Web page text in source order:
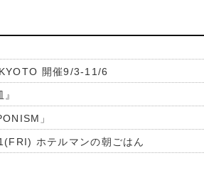
開催9/3-11/6
」
ホテルマンの朝ごはん